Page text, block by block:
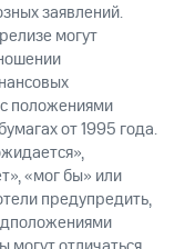
заявлений.
могут
положениями
от 1995 года.
«мог бы» или
предупредить,